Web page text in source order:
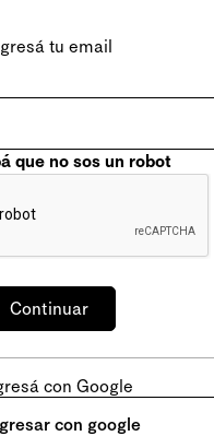
tu email
que no sos un robot
con Google
con google